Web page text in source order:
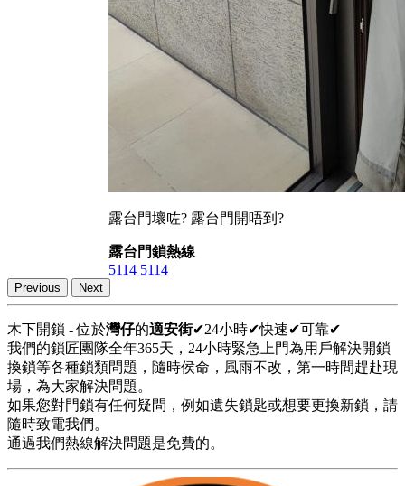
露台門壞咗? 露台門開唔到?
露台門鎖熱線
5114 5114
Previous Next
木下開鎖 - 位於灣仔的適安街✔24小時✔快速✔可靠✔
我們的鎖匠團隊全年365天，24小時緊急上門為用戶解決開鎖
換鎖等各種鎖類問題，隨時侯命，風雨不改，第一時間趕赴現
場，為大家解決問題。
如果您對門鎖有任何疑問，例如遺失鎖匙或想要更換新鎖，請
隨時致電我們。
通過我們熱線解決問題是免費的。